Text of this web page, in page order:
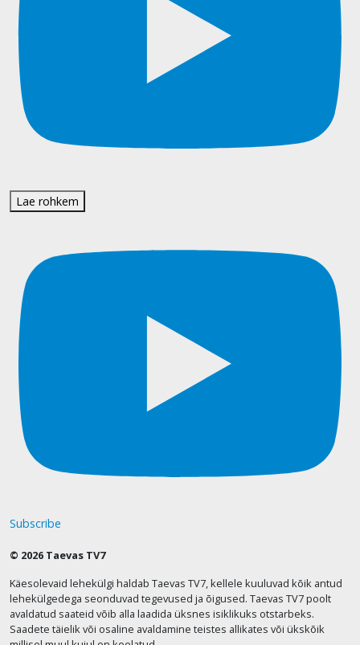
Lae rohkem
Subscribe
© 2026 Taevas TV7
Käesolevaid lehekülgi haldab Taevas TV7, kellele kuuluvad kõik antud
lehekülgedega seonduvad tegevused ja õigused. Taevas TV7 poolt
avaldatud saateid võib alla laadida üksnes isiklikuks otstarbeks.
Saadete täielik või osaline avaldamine teistes allikates või ükskõik